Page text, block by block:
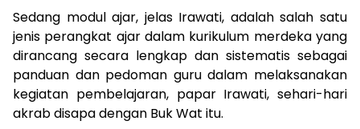
Sedang modul ajar, jelas Irawati, adalah salah satu
jenis perangkat ajar dalam kurikulum merdeka yang
dirancang secara lengkap dan sistematis sebagai
panduan dan pedoman guru dalam melaksanakan
kegiatan pembelajaran, papar Irawati, sehari-hari
akrab disapa dengan Buk Wat itu.